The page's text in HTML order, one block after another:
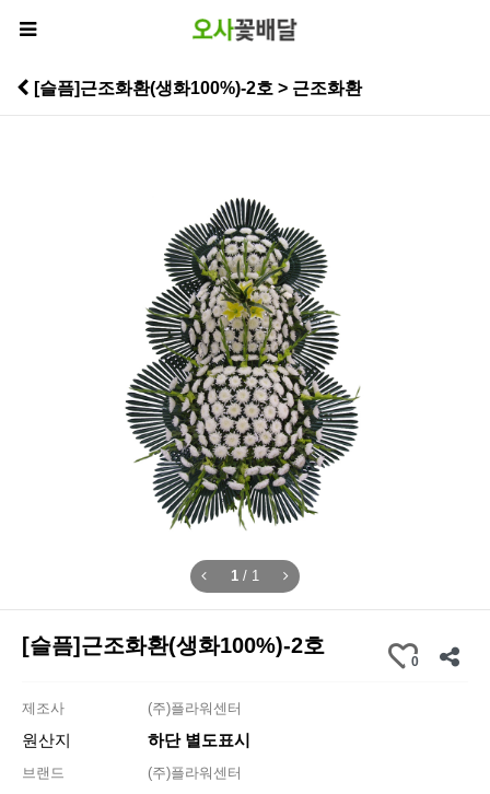
[슬픔]근조화환(생화100%)-2호 > 근조화환
1 / 1
[슬픔]근조화환(생화100%)-2호
0
제조사 (주)플라워센터
원산지 하단 별도표시
브랜드 (주)플라워센터